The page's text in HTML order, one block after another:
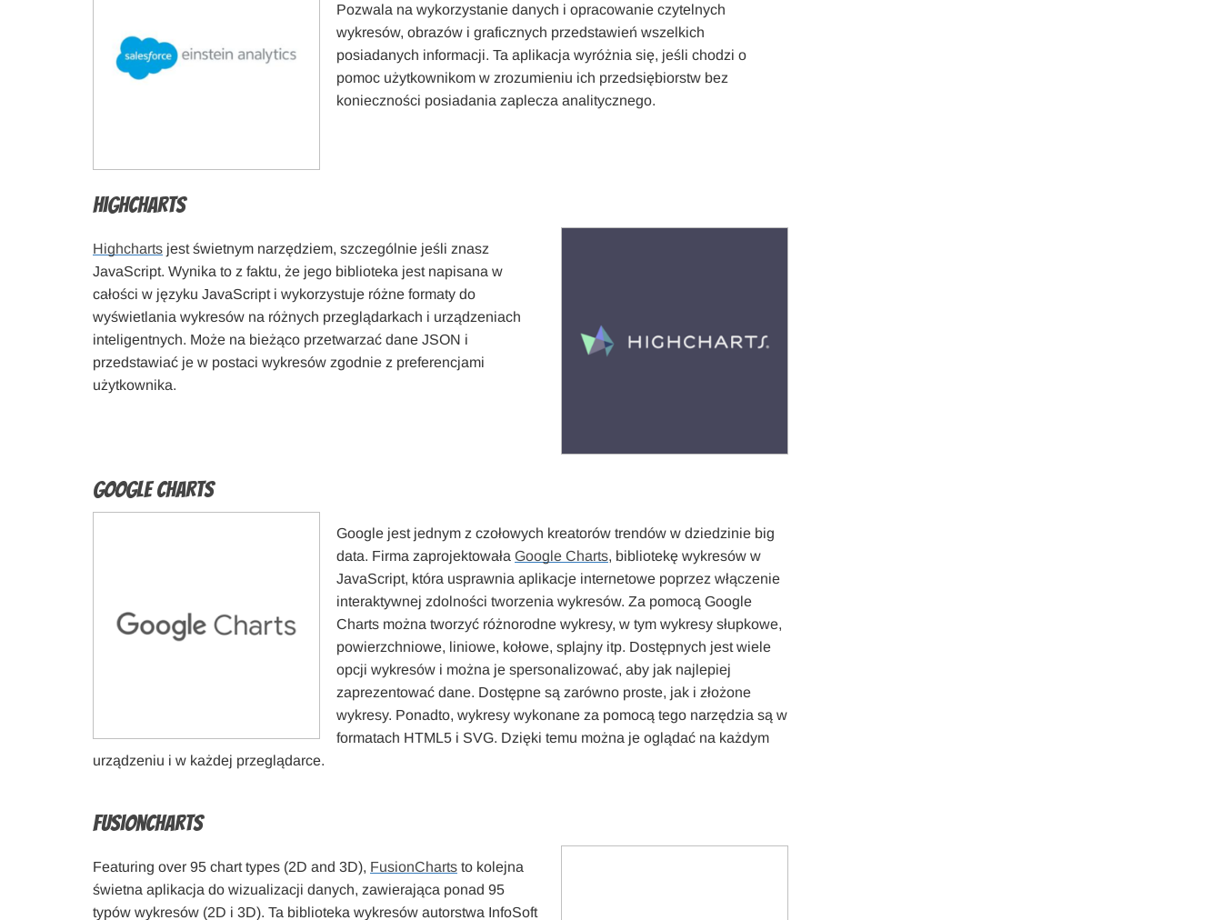
Pozwala na wykorzystanie danych i opracowanie czytelnych
wykresów, obrazów i graficznych przedstawień wszelkich
posiadanych informacji. Ta aplikacja wyróżnia się, jeśli chodzi o
pomoc użytkownikom w zrozumieniu ich przedsiębiorstw bez
konieczności posiadania zaplecza analitycznego.
HighCharts
Highcharts jest świetnym narzędziem, szczególnie jeśli znasz
JavaScript. Wynika to z faktu, że jego biblioteka jest napisana w
całości w języku JavaScript i wykorzystuje różne formaty do
wyświetlania wykresów na różnych przeglądarkach i urządzeniach
inteligentnych. Może na bieżąco przetwarzać dane JSON i
przedstawiać je w postaci wykresów zgodnie z preferencjami
użytkownika.
Google Charts
Google jest jednym z czołowych kreatorów trendów w dziedzinie big
data. Firma zaprojektowała Google Charts, bibliotekę wykresów w
JavaScript, która usprawnia aplikacje internetowe poprzez włączenie
interaktywnej zdolności tworzenia wykresów. Za pomocą Google
Charts można tworzyć różnorodne wykresy, w tym wykresy słupkowe,
powierzchniowe, liniowe, kołowe, splajny itp. Dostępnych jest wiele
opcji wykresów i można je spersonalizować, aby jak najlepiej
zaprezentować dane. Dostępne są zarówno proste, jak i złożone
wykresy. Ponadto, wykresy wykonane za pomocą tego narzędzia są w
formatach HTML5 i SVG. Dzięki temu można je oglądać na każdym
urządzeniu i w każdej przeglądarce.
FusionCharts
Featuring over 95 chart types (2D and 3D), FusionCharts to kolejna
świetna aplikacja do wizualizacji danych, zawierająca ponad 95
typów wykresów (2D i 3D). Ta biblioteka wykresów autorstwa InfoSoft